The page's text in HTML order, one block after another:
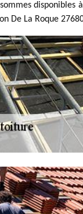
disponibles
De La Roque